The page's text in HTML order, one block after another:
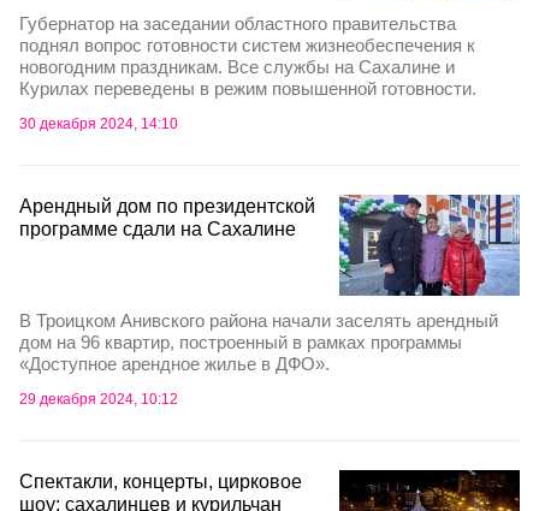
Губернатор на заседании областного правительства
поднял вопрос готовности систем жизнеобеспечения к
новогодним праздникам. Все службы на Сахалине и
Курилах переведены в режим повышенной готовности.
30 декабря 2024, 14:10
Арендный дом по президентской
программе сдали на Сахалине
В Троицком Анивского района начали заселять арендный
дом на 96 квартир, построенный в рамках программы
«Доступное арендное жилье в ДФО».
29 декабря 2024, 10:12
Спектакли, концерты, цирковое
шоу: сахалинцев и курильчан